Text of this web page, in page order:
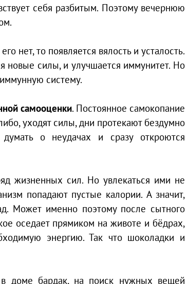
себя разбитым. Поэтому вечернюю
нет, то появляется вялость и усталость.
новые силы, и улучшается иммунитет. Но
систему.
самооценки. Постоянное самокопание
уходят силы, дни протекают бездумно
о неудачах и сразу откроются
жизненных сил. Но увлекаться ими не
попадают пустые калории. А значит,
Может именно поэтому после сытного
оседает прямиком на животе и бёдрах,
энергию. Так что шоколадки и
доме бардак, на поиск нужных вещей